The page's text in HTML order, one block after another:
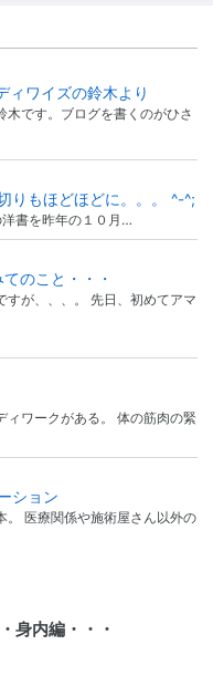
ィワイズの鈴木より
木です。ブログを書くのがひさ
りもほどほどに。。。 ^-^;
書を昨年の１０月…
のこと・・・
すが、、、。 先日、初めてアマ
ィワークがある。 体の筋肉の緊
ション
。 医療関係や施術屋さん以外の
身内編・・・